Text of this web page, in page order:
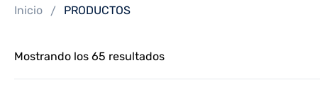
Inicio PRODUCTOS
Mostrando los 65 resultados